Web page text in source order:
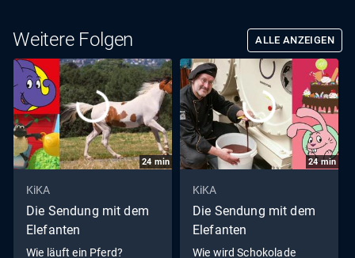
Weitere Folgen ALLE ANZEIGEN
24 min
KiKA
Die Sendung mit dem
Elefanten
Wie läuft ein Pferd?
24min
KiKA
Die Sendung mit dem
Elefanten
Wie wird Schokolade